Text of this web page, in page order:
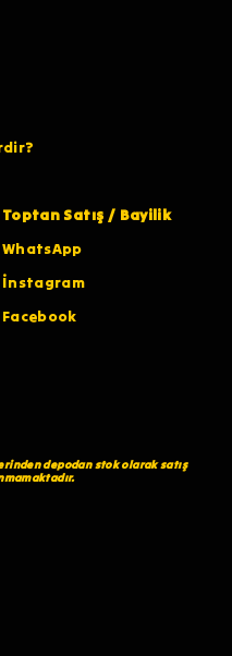
Toptan Satış / Bayilik
WhatsApp
İnstagram
Facebook
depodan stok olarak satış